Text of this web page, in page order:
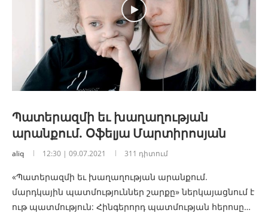
Պատերազմի եւ խաղաղության
արանքում. Օֆելյա Մարտիրոսյան
aliq 12:30 | 09.07.2021 311 դիտում
«Պատերազմի եւ խաղաղության արանքում.
մարդկային պատմություններ շարքը» ներկայացնում է
ութ պատմություն: Հինգերորդ պատմության հերոսը…